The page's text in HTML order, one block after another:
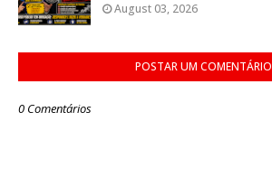
August 03, 2026
POSTAR UM COMENTÁRIO
0 Comentários